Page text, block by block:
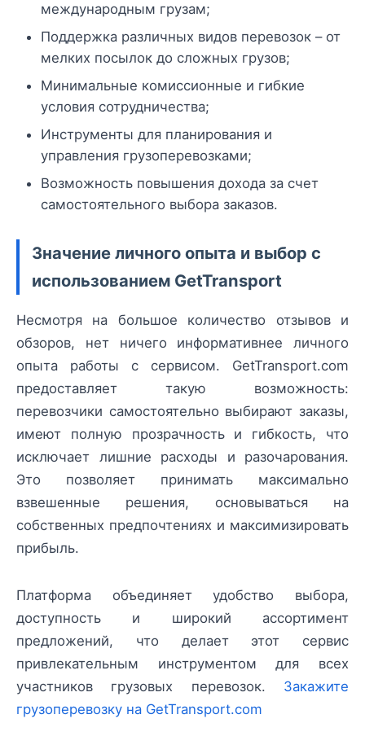
международным грузам;
Поддержка различных видов перевозок – от
мелких посылок до сложных грузов;
Минимальные комиссионные и гибкие
условия сотрудничества;
Инструменты для планирования и
управления грузоперевозками;
Возможность повышения дохода за счет
самостоятельного выбора заказов.
Значение личного опыта и выбор с
использованием GetTransport
Несмотря на большое количество отзывов и
обзоров, нет ничего информативнее личного
опыта работы с сервисом. GetTransport.com
предоставляет такую возможность:
перевозчики самостоятельно выбирают заказы,
имеют полную прозрачность и гибкость, что
исключает лишние расходы и разочарования.
Это позволяет принимать максимально
взвешенные решения, основываться на
собственных предпочтениях и максимизировать
прибыль.
Платформа объединяет удобство выбора,
доступность и широкий ассортимент
предложений, что делает этот сервис
привлекательным инструментом для всех
участников грузовых перевозок. Закажите
грузоперевозку на GetTransport.com